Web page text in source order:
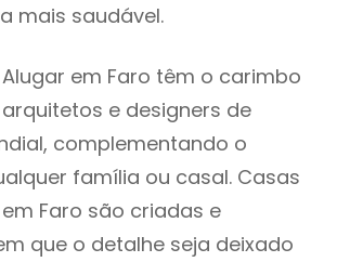
mais saudável.
em Faro têm o carimbo
e designers de
complementando o
família ou casal. Casas
Faro são criadas e
que o detalhe seja deixado